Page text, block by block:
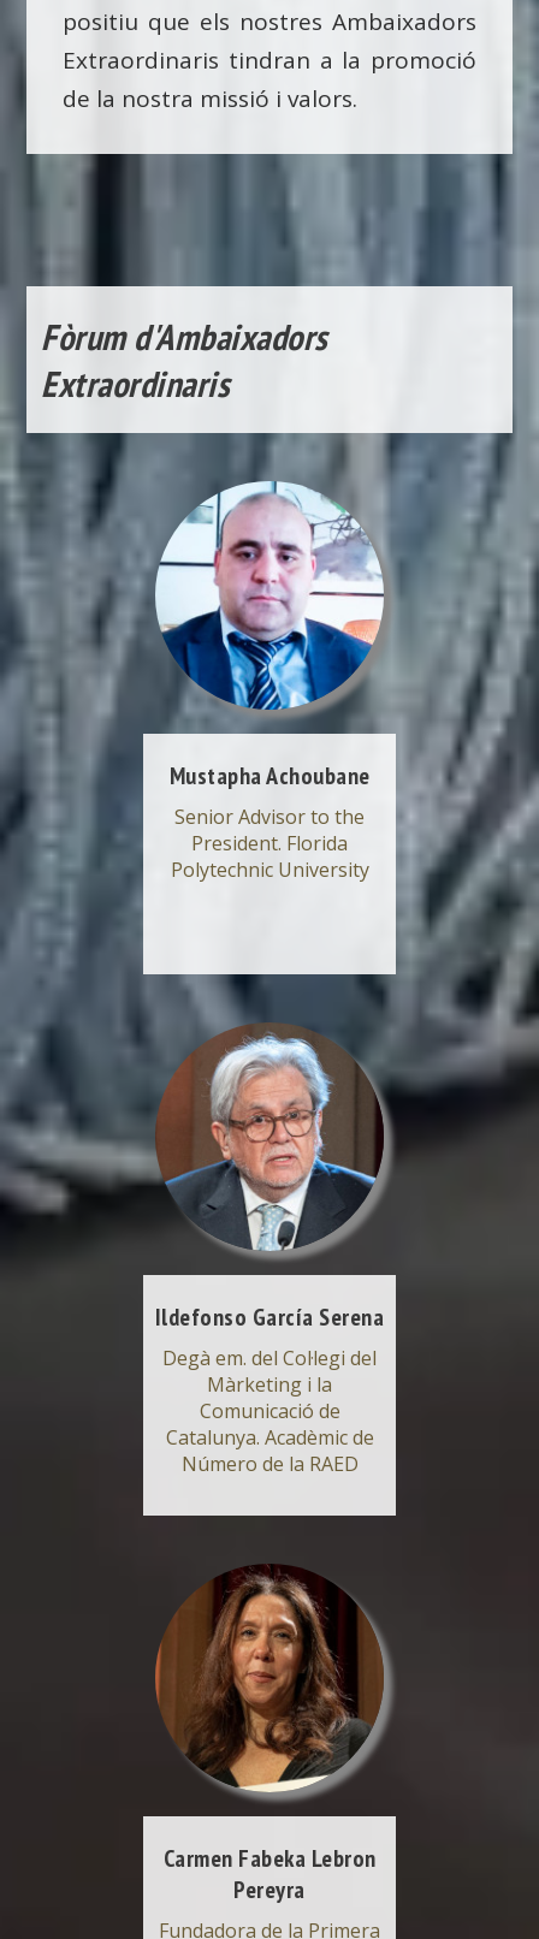
positiu que els nostres Ambaixadors
Extraordinaris tindran a la promoció
de la nostra missió i valors.
Fòrum d'Ambaixadors
Extraordinaris
Mustapha Achoubane
Senior Advisor to the
President. Florida
Polytechnic University
Ildefonso García Serena
Degà em. del Col·legi del
Màrketing i la
Comunicació de
Catalunya. Acadèmic de
Número de la RAED
Carmen Fabeka Lebron
Pereyra
Fundadora de la Primera